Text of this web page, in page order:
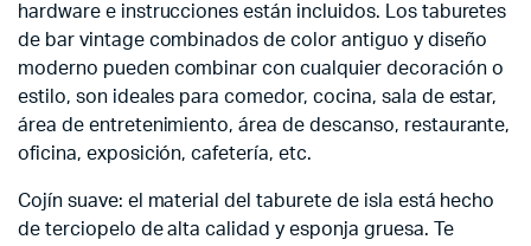
hardware e instrucciones están incluidos. Los taburetes
de bar vintage combinados de color antiguo y diseño
moderno pueden combinar con cualquier decoración o
estilo, son ideales para comedor, cocina, sala de estar,
área de entretenimiento, área de descanso, restaurante,
oficina, exposición, cafetería, etc.
Cojín suave: el material del taburete de isla está hecho
de terciopelo de alta calidad y esponja gruesa. Te